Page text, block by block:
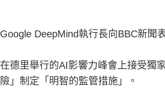
Google DeepMind執行長向BBC新聞
在德里舉行的AI影響力峰會上接受獨
險」制定「明智的監管措施」。